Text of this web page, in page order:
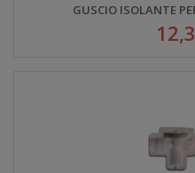
GUSCIO ISOLANTE